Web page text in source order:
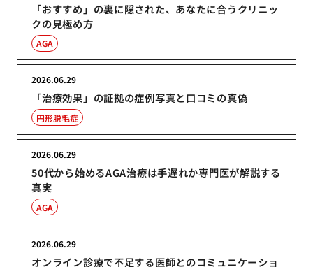
「おすすめ」の裏に隠された、あなたに合うクリニッ
クの見極め方
AGA
「治療効果」の証拠の症例写真と口コミの真偽
2026.06.29
円形脱毛症
50代から始めるAGA治療は手遅れか専門医が解説する
真実
2026.06.29
AGA
オンライン診療で不足する医師とのコミュニケーショ
2026.06.29